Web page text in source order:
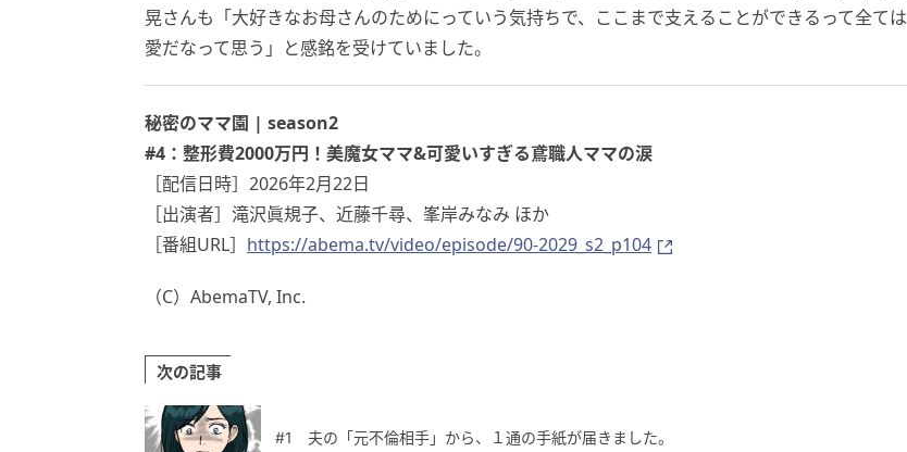
晃さんも「大好きなお母さんのためにっていう気持ちで、ここまで支えることができるって全ては
愛だなって思う」と感銘を受けていました。
秘密のママ園 | season2
#4：整形費2000万円！美魔女ママ&可愛いすぎる鳶職人ママの涙
［配信日時］2026年2月22日
［出演者］滝沢眞規子、近藤千尋、峯岸みなみ ほか
［番組URL］ https://abema.tv/video/episode/90-2029_s2_p104
（C）AbemaTV, Inc.
次の記事
#1 夫の「元不倫相手」から、１通の手紙が届きました。